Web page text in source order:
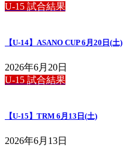
U-15 試合結果
【U-14】ASANO CUP 6月20日(土)
2026年6月20日
U-15 試合結果
【U-15】TRM 6月13日(土)
2026年6月13日